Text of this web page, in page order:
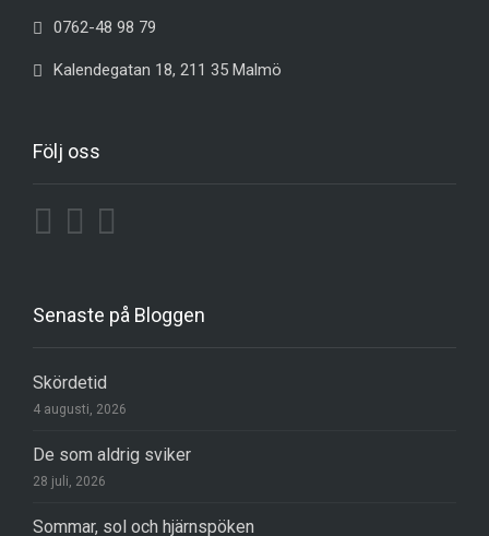
0762-48 98 79
Kalendegatan 18, 211 35 Malmö
Följ oss
Senaste på Bloggen
Skördetid
4 augusti, 2026
De som aldrig sviker
28 juli, 2026
Sommar, sol och hjärnspöken